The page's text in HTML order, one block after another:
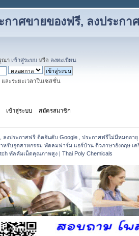
กาศขายของฟรี, ลงประก
ณา เข้าสู่ระบบ หรือ ลงทะเบียน
ละระยะเวลาในเซสชั่น
เข้าสู่ระบบ สมัครสมาชิก
ลงประกาศฟรี ติดอันดับ Google , ประกาศฟรีไม่มีหมดอายุ
รับอุตสาหกรรม พัดลมฟาร์ม แอร์บ้าน ติวภาษาอังกฤษ เ
ทัลคัมเม็ดคุณภาพสูง | Thai Poly Chemicals